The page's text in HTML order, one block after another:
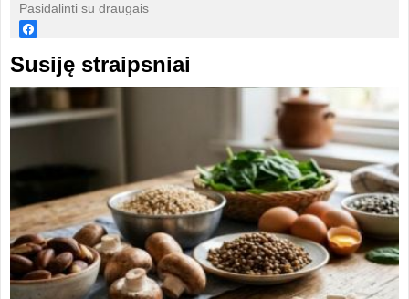
Pasidalinti su draugais
Susiję straipsniai